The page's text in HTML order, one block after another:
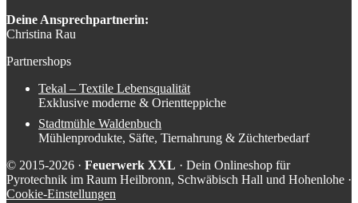
Deine Ansprechpartnerin:
Christina Rau
Partnershops
Tekal – Textile Lebensqualität
Exklusive moderne & Orientteppiche
Stadtmühle Waldenbuch
Mühlenprodukte, Säfte, Tiernahrung & Züchterbedarf
© 2015-2026 · Feuerwerk XXL · Dein Onlineshop für
Pyrotechnik im Raum Heilbronn, Schwäbisch Hall und Hohenlohe ·
Cookie-Einstellungen